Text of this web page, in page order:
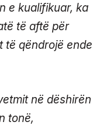
e kualifikuar, ka
të aftë për
të qëndrojë ende
në dëshirën
tonë,